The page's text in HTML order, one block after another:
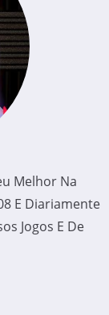
Melhor Na
E Diariamente
Jogos E De